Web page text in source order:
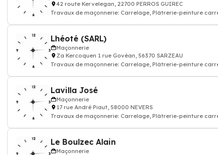
42 route Kervelegan, 22700 PERROS GUIREC
Travaux de maçonnerie: Carrelage, Plâtrerie-peinture
Lhéoté (SARL)
Maçonnerie
Za Kercoquen 1 rue Govéan, 56370 SARZEAU
Travaux de maçonnerie: Carrelage, Plâtrerie-peinture
Lavilla José
Maçonnerie
17 rue André Piaut, 58000 NEVERS
Travaux de maçonnerie: Carrelage, Plâtrerie-peinture
Le Boulzec Alain
Maçonnerie